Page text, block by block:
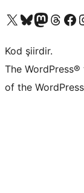
X (eski Twitter) hesabımıza bakın
Bluesky hesabımızı ziyaret edinMastodon hesabımızı ziyaret edinThreads hesabımızı ziyaret edin
Facebook sayfamızı
Kod şiirdir.
The
of the